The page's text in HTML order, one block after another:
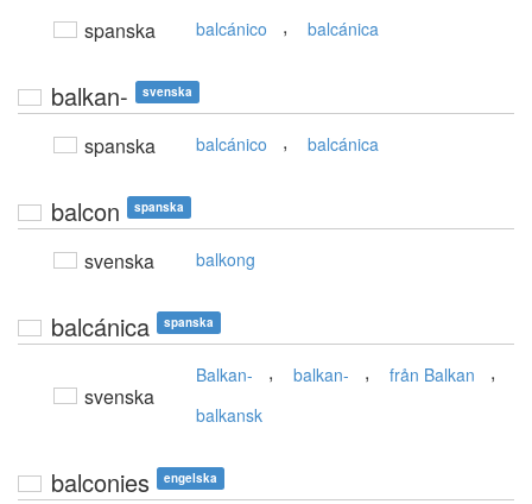
spanska balcánico , balcánica
balkan- svenska
spanska balcánico , balcánica
balcon spanska
svenska balkong
balcánica spanska
svenska
Balkan- , balkan- , från Balkan ,
balkansk
balconies engelska